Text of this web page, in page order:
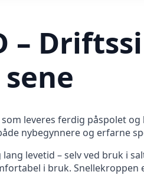
–
leveres ferdig påspolet
nybegynnere og erfarne
levetid – selv ved bruk i
i bruk.